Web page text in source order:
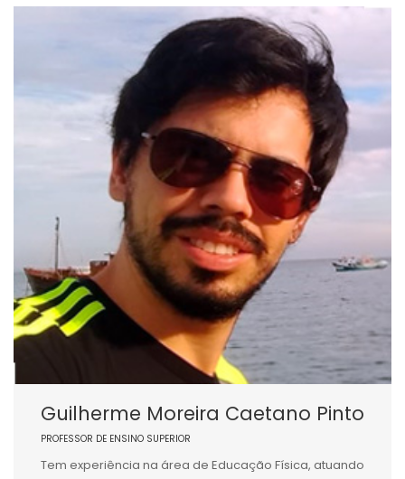
Guilherme Moreira Caetano Pinto
PROFESSOR DE ENSINO SUPERIOR
Tem experiência na área de Educação Física, atuando